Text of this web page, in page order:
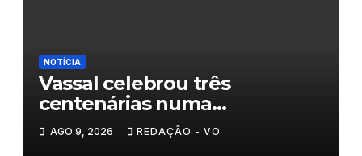
NOTÍCIA
Vassal celebrou três
centenárias numa
homenagem a um século de
histórias
AGO 9, 2026 REDAÇÃO - VO